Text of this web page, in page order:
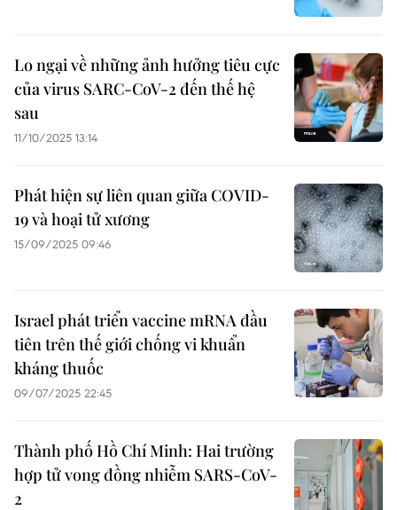
Lo ngại về những ảnh hưởng tiêu cực
của virus SARC-CoV-2 đến thế hệ
sau
11/10/2025 13:14
Phát hiện sự liên quan giữa COVID-
19 và hoại tử xương
15/09/2025 09:46
Israel phát triển vaccine mRNA đầu
tiên trên thế giới chống vi khuẩn
kháng thuốc
09/07/2025 22:45
Thành phố Hồ Chí Minh: Hai trường
hợp tử vong đồng nhiễm SARS-CoV-
2